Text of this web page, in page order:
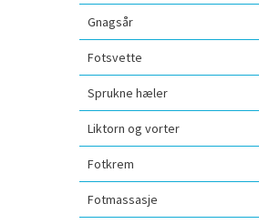
Gnagsår
Fotsvette
Sprukne hæler
Liktorn og vorter
Fotkrem
Fotmassasje